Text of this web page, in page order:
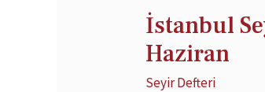
İstanbul
Haziran
Seyir Defteri